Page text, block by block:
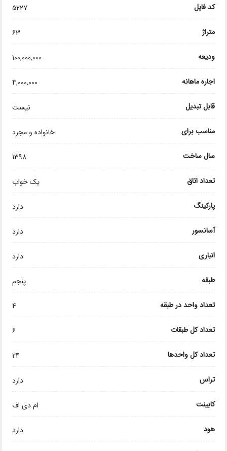
کد فایل 5227
متراژ 63
ودیعه 100,000,000
اجاره ماهانه 4,000,000
قابل تبدیل نیست
مناسب برای خانواده و مجرد
سال ساخت 1398
تعداد اتاق یک خواب
پارکینگ دارد
آسانسور دارد
انباری دارد
طبقه پنجم
تعداد واحد در طبقه 4
تعداد کل طبقات 6
تعداد کل واحدها 24
تراس دارد
کابینت ام دی اف
هود دارد